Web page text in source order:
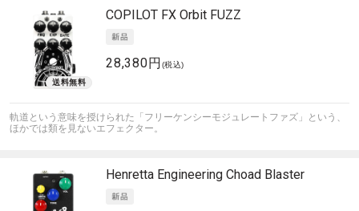
COPILOT FX Orbit FUZZ
28,380円 (税込)
軌道という意味を授けられた「フリーケンシーモジュレートファズ」という、
ほかでは類を見ないエフェクター。
Henretta Engineering Choad Blaster